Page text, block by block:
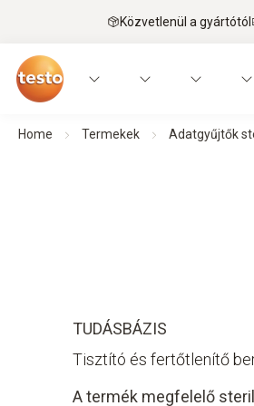
Közvetlenül a gyártótól
Home Termekek Adatgyűjtők
TUDÁSBÁZIS
Tisztító és fertőtlenítő
A termék megfelelő